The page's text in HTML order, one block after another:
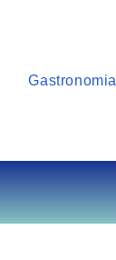
Gastronomia